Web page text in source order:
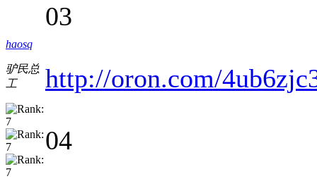
haosq
驴民总
工
03
http://oron.com/
04